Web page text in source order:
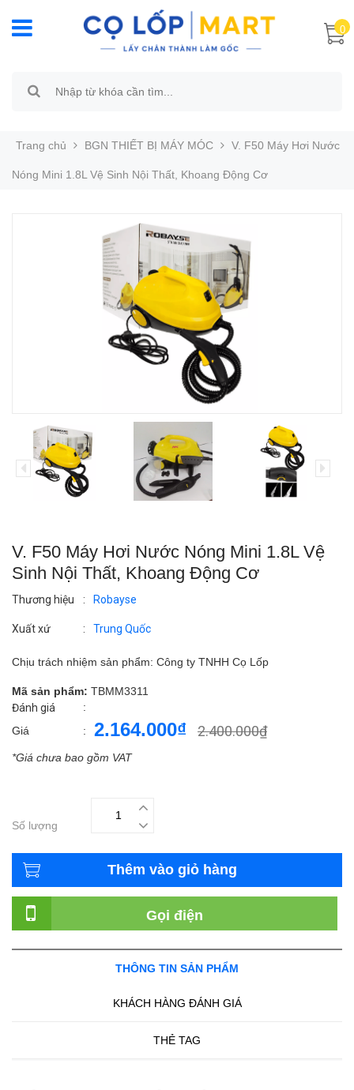
0
Trang chủ BGN THIẾT BỊ MÁY MÓC V. F50 Máy Hơi Nước
Nóng Mini 1.8L Vệ Sinh Nội Thất, Khoang Động Cơ
V. F50 Máy Hơi Nước Nóng Mini 1.8L Vệ
Sinh Nội Thất, Khoang Động Cơ
Thương hiệu : Robayse
Xuất xứ : Trung Quốc
Chịu trách nhiệm sản phẩm: Công ty TNHH Cọ Lốp
Mã sản phẩm: TBMM3311
Đánh giá
:
Giá
: 2.164.000₫ 2.400.000₫
*Giá chưa bao gồm VAT
Số lượng
Thêm vào giỏ hàng
Gọi điện
THÔNG TIN SẢN PHẨM
KHÁCH HÀNG ĐÁNH GIÁ
THẺ TAG